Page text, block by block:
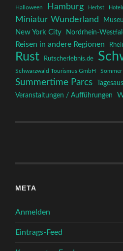
Halloween Hamburg Herbst
Miniatur Wunderland
New York City Nordrhein-
Reisen in andere Regionen
Rust Rutscherlebnis.de
Schwarzwald Tourismus GmbH Sommer
Summertime Parcs
Veranstaltungen / Aufführungen
META
Anmelden
Eintrags-Feed